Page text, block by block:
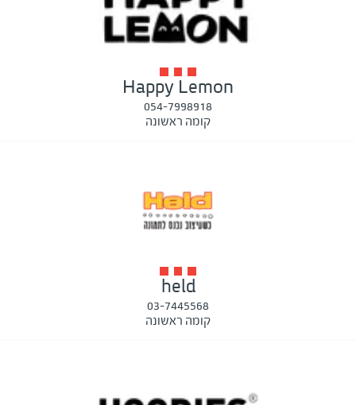
Happy Lemon
054-7998918
קומה ראשונה
held
03-7445568
קומה ראשונה